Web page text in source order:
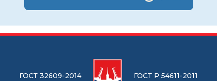
ГОСТ 32609-2014 ГОСТ Р 54611-2011